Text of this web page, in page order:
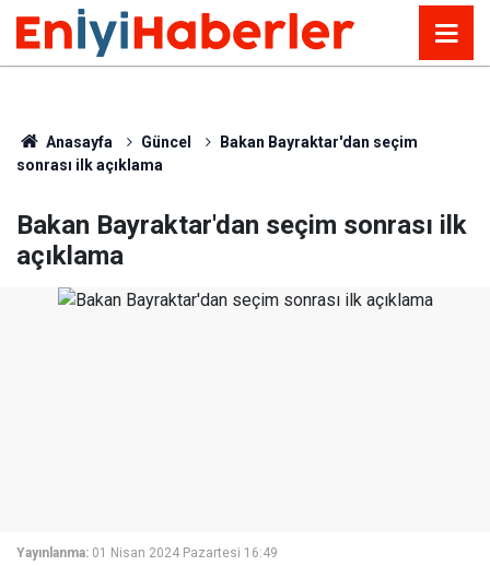
Anasayfa Güncel
Bakan Bayraktar'dan seçim
sonrası ilk açıklama
Bakan Bayraktar'dan seçim sonrası ilk
açıklama
Yayınlanma: 01 Nisan 2024 Pazartesi 16:49